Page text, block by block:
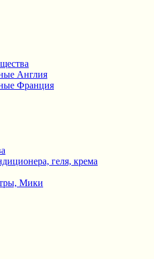
Англия
Франция
геля, крема
Мики